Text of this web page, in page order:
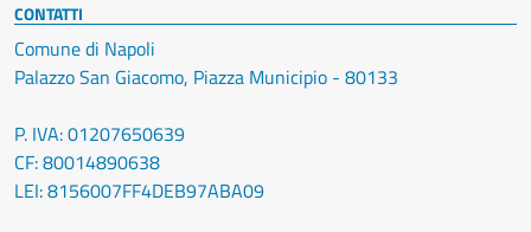
CONTATTI
Comune di Napoli
Palazzo San Giacomo, Piazza Municipio - 80133
P. IVA: 01207650639
CF: 80014890638
LEI: 8156007FF4DEB97ABA09